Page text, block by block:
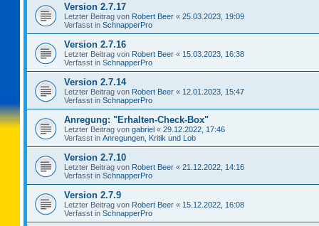
Version 2.7.17
Letzter Beitrag von Robert Beer « 25.03.2023, 19:09
Verfasst in SchnapperPro
Version 2.7.16
Letzter Beitrag von Robert Beer « 15.03.2023, 16:38
Verfasst in SchnapperPro
Version 2.7.14
Letzter Beitrag von Robert Beer « 12.01.2023, 15:47
Verfasst in SchnapperPro
Anregung: "Erhalten-Check-Box"
Letzter Beitrag von gabriel « 29.12.2022, 17:46
Verfasst in Anregungen, Kritik und Lob
Version 2.7.10
Letzter Beitrag von Robert Beer « 21.12.2022, 14:16
Verfasst in SchnapperPro
Version 2.7.9
Letzter Beitrag von Robert Beer « 15.12.2022, 16:08
Verfasst in SchnapperPro